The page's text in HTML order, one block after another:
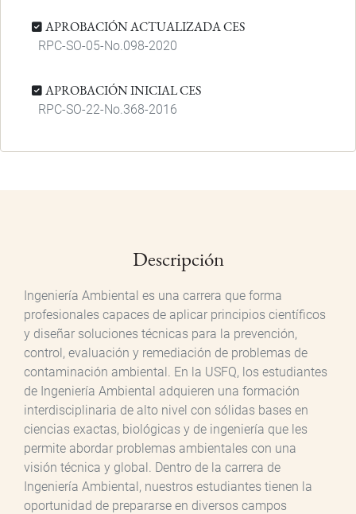
APROBACIÓN ACTUALIZADA CES
RPC-SO-05-No.098-2020
APROBACIÓN INICIAL CES
RPC-SO-22-No.368-2016
Descripción
Ingeniería Ambiental es una carrera que forma
profesionales capaces de aplicar principios científicos
y diseñar soluciones técnicas para la prevención,
control, evaluación y remediación de problemas de
contaminación ambiental. En la USFQ, los estudiantes
de Ingeniería Ambiental adquieren una formación
interdisciplinaria de alto nivel con sólidas bases en
ciencias exactas, biológicas y de ingeniería que les
permite abordar problemas ambientales con una
visión técnica y global. Dentro de la carrera de
Ingeniería Ambiental, nuestros estudiantes tienen la
oportunidad de prepararse en diversos campos